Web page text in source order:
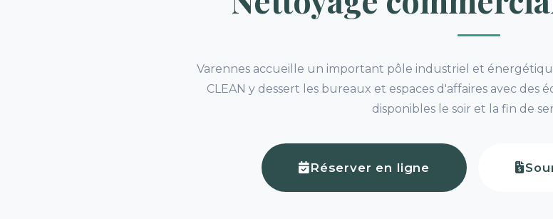
Varennes accueille un important pôle industriel et
CLEAN y dessert les bureaux et espaces d'affaires avec des
disponibles le soir et la fin de
Réserver en ligne